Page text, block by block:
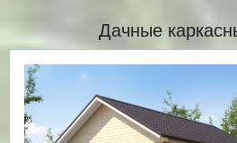
Дачные